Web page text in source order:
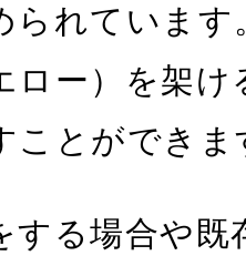
られています
ロー）を架け
ことができま
する場合や既